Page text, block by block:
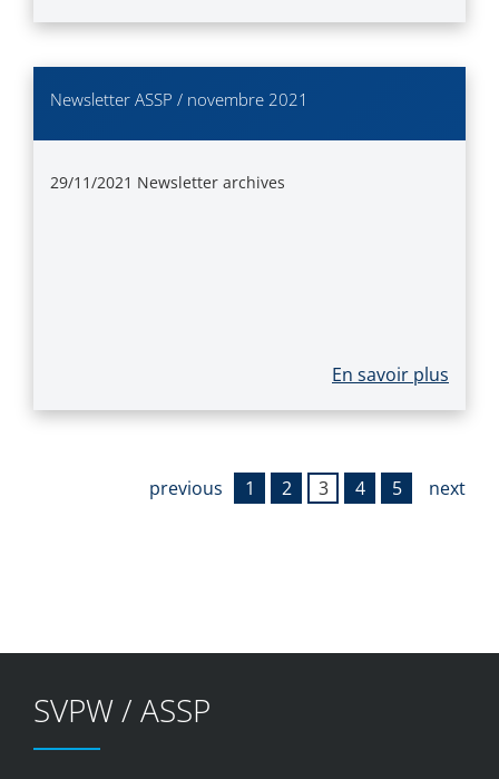
Newsletter ASSP / novembre 2021
29/11/2021 Newsletter archives
En savoir plus
previous 1 2 3 4 5 next
SVPW / ASSP